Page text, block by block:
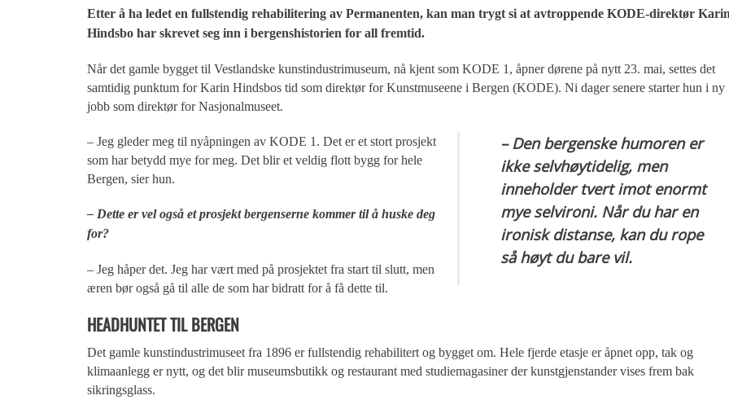
Etter å ha ledet en fullstendig rehabilitering av Permanenten, kan man trygt si at avtroppende KODE-direktør Karin
Hindsbo har skrevet seg inn i bergenshistorien for all fremtid.
Når det gamle bygget til Vestlandske kunstindustrimuseum, nå kjent som KODE 1, åpner dørene på nytt 23. mai, settes det
samtidig punktum for Karin Hindsbos tid som direktør for Kunstmuseene i Bergen (KODE). Ni dager senere starter hun i ny
jobb som direktør for Nasjonalmuseet.
– Den bergenske humoren er
ikke selvhøytidelig, men
inneholder tvert imot enormt
mye selvironi. Når du har en
ironisk distanse, kan du rope
så høyt du bare vil.
– Jeg gleder meg til nyåpningen av KODE 1. Det er et stort prosjekt
som har betydd mye for meg. Det blir et veldig flott bygg for hele
Bergen, sier hun.
– Dette er vel også et prosjekt bergenserne kommer til å huske deg
for?
– Jeg håper det. Jeg har vært med på prosjektet fra start til slutt, men
æren bør også gå til alle de som har bidratt for å få dette til.
HEADHUNTET TIL BERGEN
Det gamle kunstindustrimuseet fra 1896 er fullstendig rehabilitert og bygget om. Hele fjerde etasje er åpnet opp, tak og
klimaanlegg er nytt, og det blir museumsbutikk og restaurant med studiemagasiner der kunstgjenstander vises frem bak
sikringsglass.